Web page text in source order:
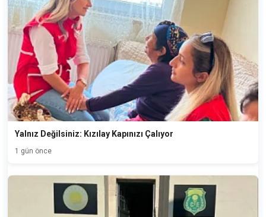
Yalnız Değilsiniz: Kızılay Kapınızı Çalıyor
1 gün önce